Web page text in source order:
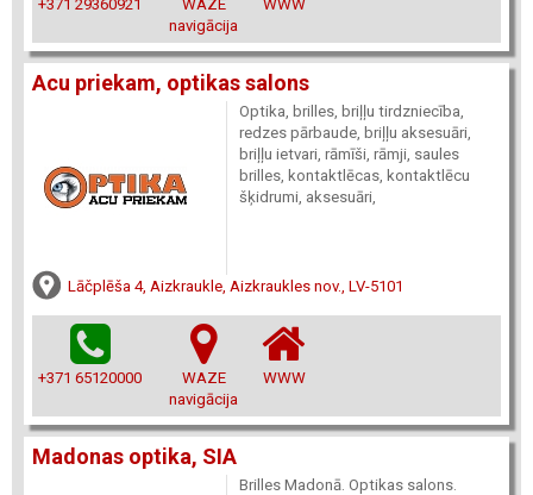
+371 29360921
WAZE
navigācija
WWW
Acu priekam, optikas salons
Optika, brilles, briļļu tirdzniecība,
redzes pārbaude, briļļu aksesuāri,
briļļu ietvari, rāmīši, rāmji, saules
brilles, kontaktlēcas, kontaktlēcu
šķidrumi, aksesuāri,
Lāčplēša 4, Aizkraukle, Aizkraukles nov., LV-5101
+371 65120000
WAZE
navigācija
WWW
Madonas optika, SIA
Brilles Madonā. Optikas salons.